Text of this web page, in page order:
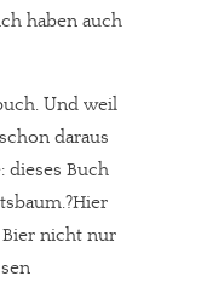
haben auch
Und weil
daraus
dieses Buch
Bier nicht nur